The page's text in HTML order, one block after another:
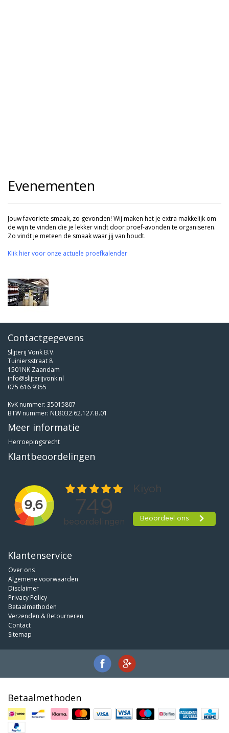
Evenementen
Jouw favoriete smaak, zo gevonden! Wij maken het je extra makkelijk om
de wijn te vinden die je lekker vindt door proef-avonden te organiseren.
Zo vindt je meteen de smaak waar jij van houdt.
Klik hier voor onze actuele proefkalender
Contactgegevens
Slijterij Vonk B.V.
Tuiniersstraat 8
1501NK Zaandam
info@slijterijvonk.nl
075 616 9355
KvK nummer: 35015807
BTW nummer: NL8032.62.127.B.01
Meer informatie
Herroepingsrecht
Klantbeoordelingen
Klantenservice
Over ons
Algemene voorwaarden
Disclaimer
Privacy Policy
Betaalmethoden
Verzenden & Retourneren
Contact
Sitemap
Betaalmethoden